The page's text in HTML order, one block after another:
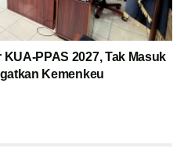
PPAS 2027, Tak Masuk
Kemenkeu